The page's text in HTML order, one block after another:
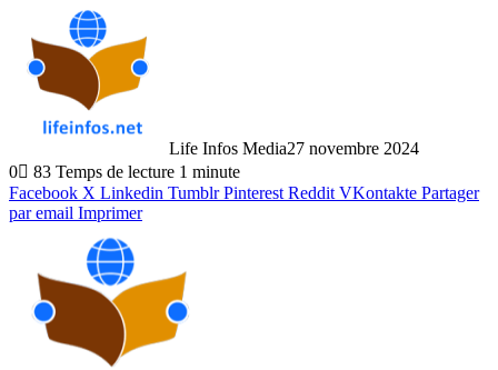
Life Infos Media27 novembre 2024
0
83 Temps de lecture 1 minute
Facebook X Linkedin Tumblr Pinterest Reddit VKontakte Partager
par email Imprimer